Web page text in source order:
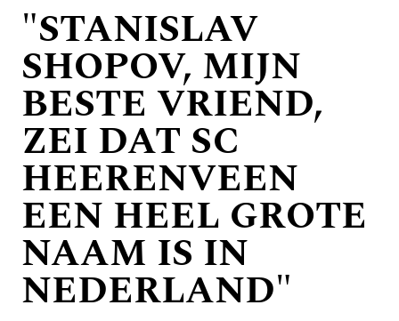
"STANISLAV
SHOPOV, MIJN
BESTE VRIEND,
ZEI DAT SC
HEERENVEEN
EEN HEEL GROTE
NAAM IS IN
NEDERLAND"